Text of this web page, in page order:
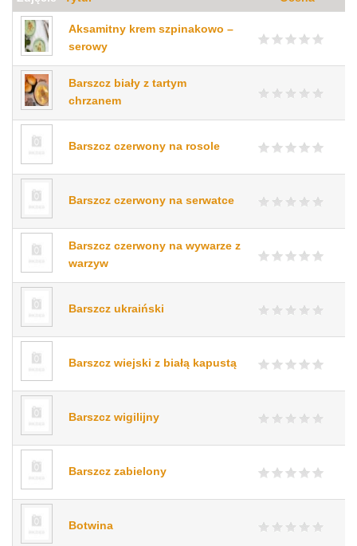
Aksamitny krem szpinakowo –
serowy
Barszcz biały z tartym
chrzanem
Barszcz czerwony na rosole
Barszcz czerwony na serwatce
Barszcz czerwony na wywarze z
warzyw
Barszcz ukraiński
Barszcz wiejski z białą kapustą
Barszcz wigilijny
Barszcz zabielony
Botwina